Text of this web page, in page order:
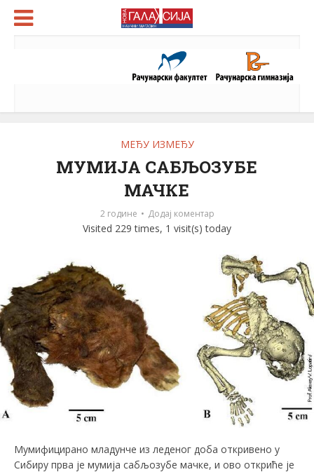
МЕЂУ ИЗМЕЂУ
МУМИЈА САБЉОЗУБЕ
МАЧКЕ
2 године Додај коментар
Visited 229 times, 1 visit(s) today
Мумифицирано младунче из леденог доба откривено у
Сибиру прва је мумија сабљозубе мачке, и ово откриће је